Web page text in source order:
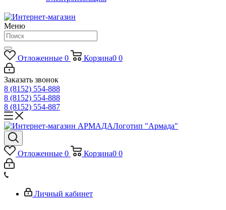
Меню
Отложенные 0 Корзина0 0
Заказать звонок
8 (8152) 554-888
8 (8152) 554-888
8 (8152) 554-887
Логотип "Армада"
Отложенные 0 Корзина0 0
Личный кабинет